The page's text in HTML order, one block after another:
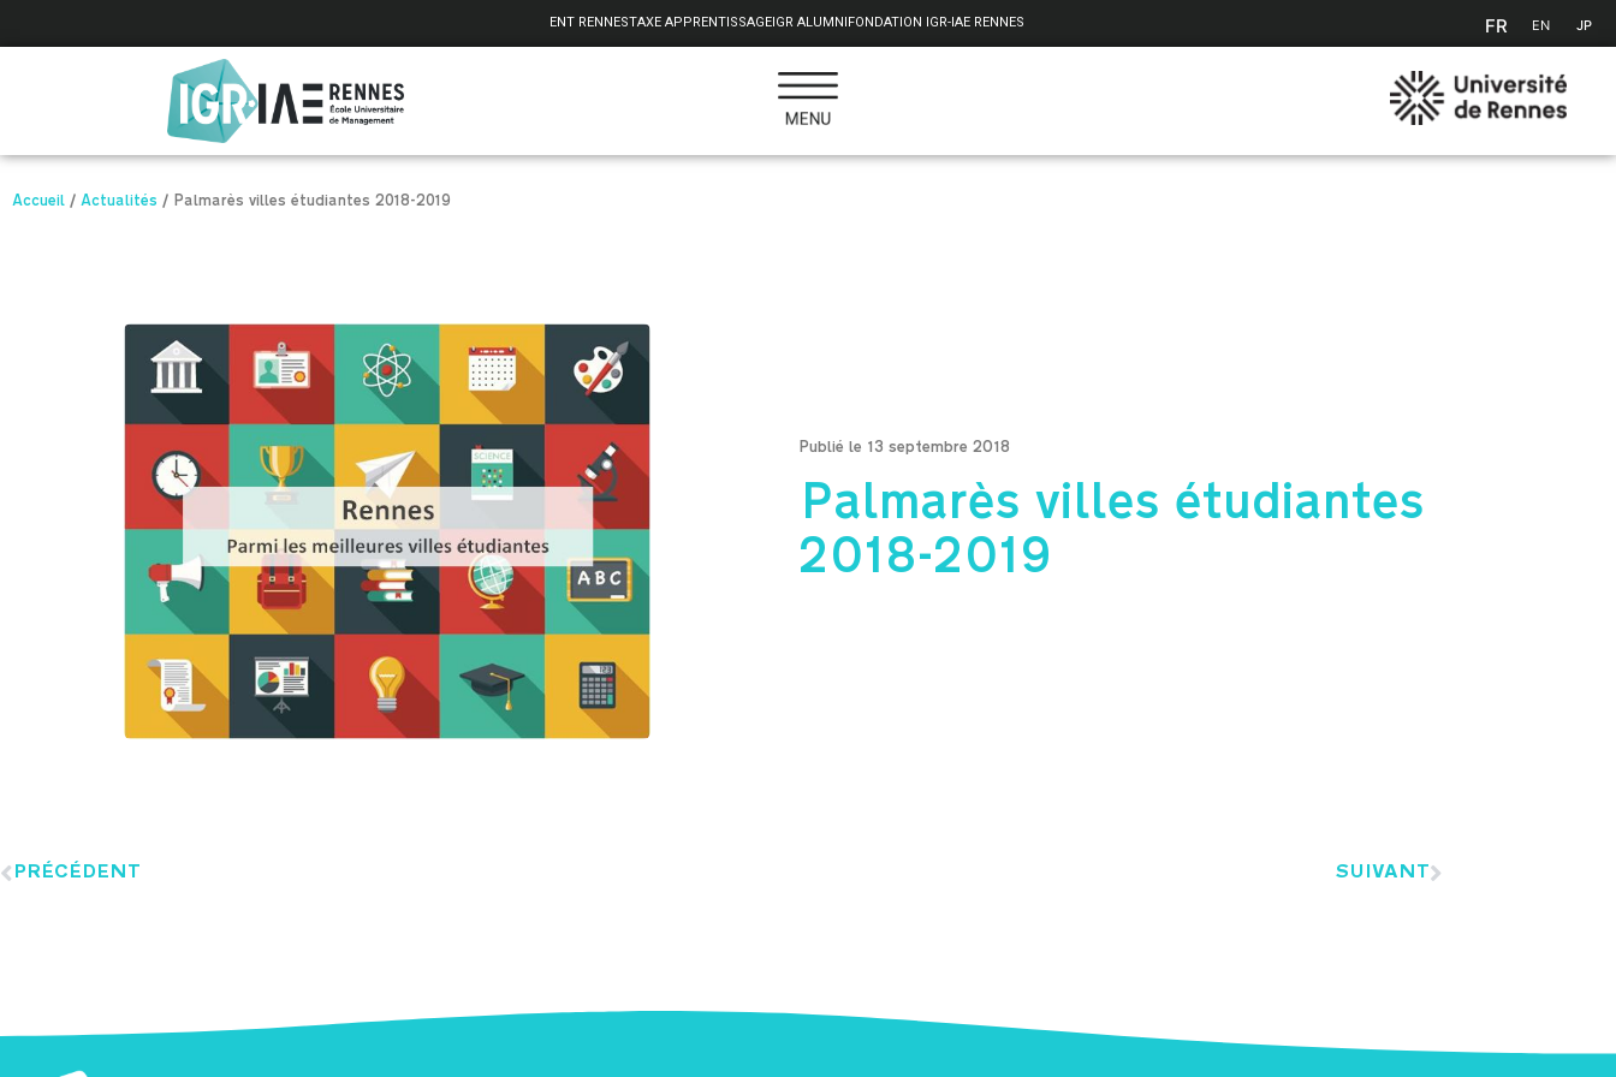
ENT RENNESTAXE APPRENTISSAGEIGR ALUMNI FONDATION IGR-IAE RENNES FR EN JP
Accueil / Actualités / Palmarès villes étudiantes 2018-2019
Publié le 13 septembre 2018
Palmarès villes étudiantes
2018-2019
PRÉCÉDENT SUIVANT